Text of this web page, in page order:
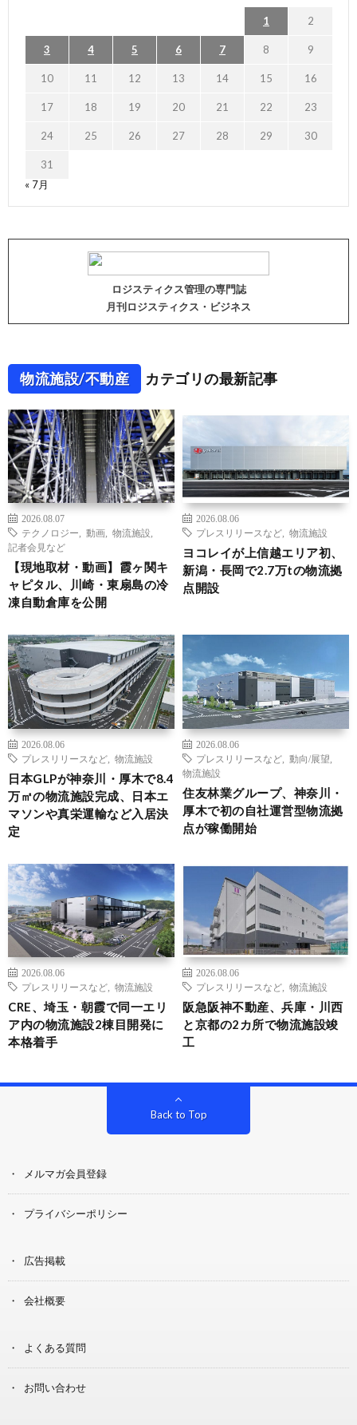
1 2
3 4 5 6 7 8 9
10 11 12 13 14 15 16
17 18 19 20 21 22 23
24 25 26 27 28 29 30
31
« 7月
ロジスティクス管理の専門誌
月刊ロジスティクス・ビジネス
物流施設/不動産 カテゴリの最新記事
2026.08.07
テクノロジー
動画 物流施設
記者会見など
【現地取材・動画】霞ヶ関キ
ャピタル、川崎・東扇島の冷
凍自動倉庫を公開
2026.08.06
プレスリリースなど
物流施設
ヨコレイが上信越エリア初、
新潟・長岡で2.7万tの物流拠
点開設
2026.08.06
プレスリリースなど
物流施設
日本GLPが神奈川・厚木で8.4
万㎡の物流施設完成、日本エ
マソンや真栄運輸など入居決
定
2026.08.06
プレスリリースなど
動向/展望
物流施設
住友林業グループ、神奈川・
厚木で初の自社運営型物流拠
点が稼働開始
2026.08.06
プレスリリースなど
物流施設
CRE、埼玉・朝霞で同一エリ
ア内の物流施設2棟目開発に
本格着手
2026.08.06
プレスリリースなど
物流施設
阪急阪神不動産、兵庫・川西
と京都の2カ所で物流施設竣
工
Back to Top
メルマガ会員登録
プライバシーポリシー
広告掲載
会社概要
よくある質問
お問い合わせ